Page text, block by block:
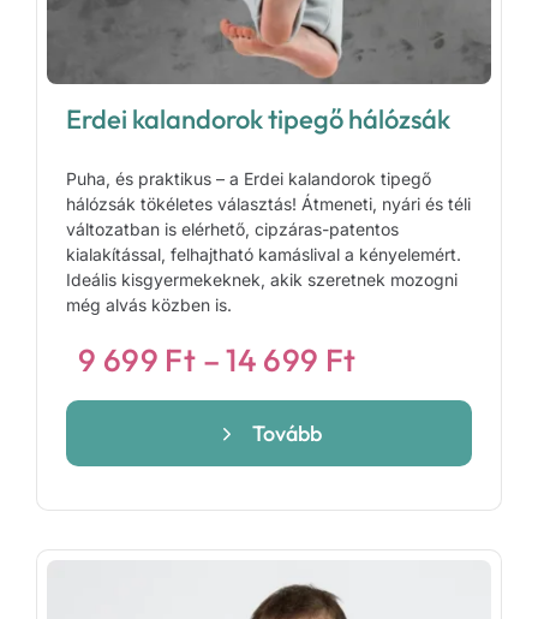
Erdei kalandorok tipegő hálózsák
Puha, és praktikus – a Erdei kalandorok tipegő
hálózsák tökéletes választás! Átmeneti, nyári és téli
változatban is elérhető, cipzáras-patentos
kialakítással, felhajtható kamáslival a kényelemért.
Ideális kisgyermekeknek, akik szeretnek mozogni
még alvás közben is.
9 699 Ft –14 699 Ft
9
-
14
699 Ft
Tovább